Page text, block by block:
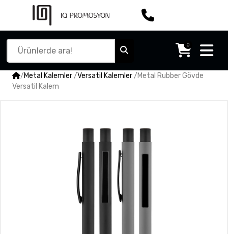
0
/Metal Kalemler/Versatil Kalemler/Metal Rubber Gövde
Versatil Kalem